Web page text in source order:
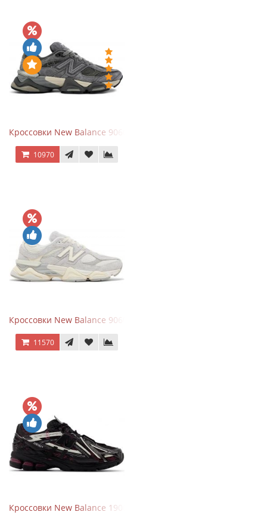
Кроссовки New Balance 9060 x Joe Freshgoods Dark Grey
10970
Кроссовки New Balance 9060 Quartz Grey
11570
Кроссовки New Balance 1906A Dragon Berry